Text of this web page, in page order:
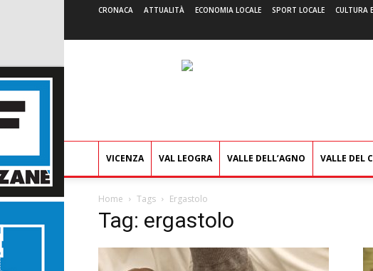
CRONACA ATTUALITÀ ECONOMIA LOCALE SPORT LOCALE CULTURA
VICENZA VAL LEOGRA VALLE DELL’AGNO VALLE DEL
Home Tags Ergastolo
Tag: ergastolo